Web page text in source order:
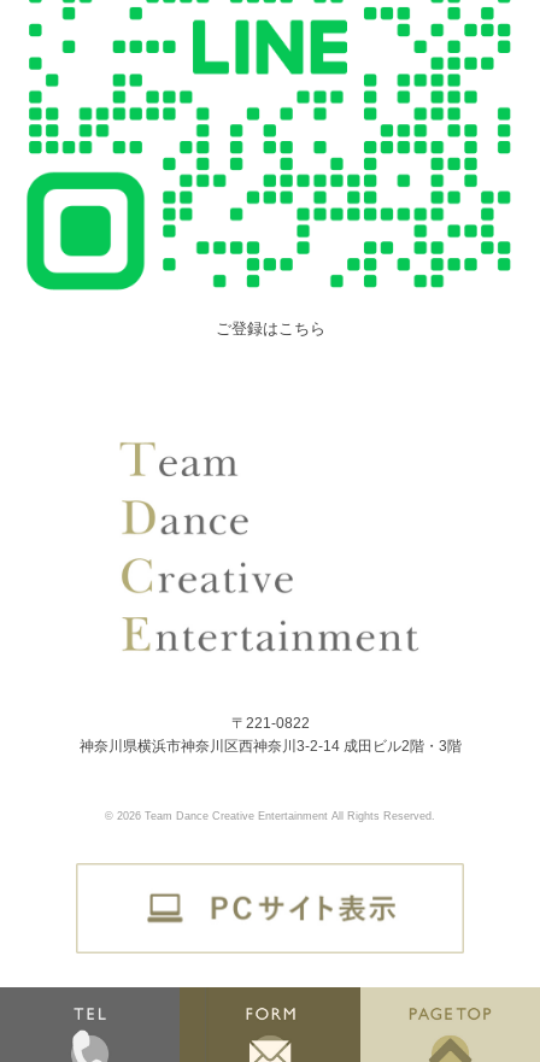
ご登録はこちら
〒221-0822
神奈川県横浜市神奈川区西神奈川3-2-14 成田ビル2階・3階
© 2026 Team Dance Creative Entertainment All Rights Reserved.